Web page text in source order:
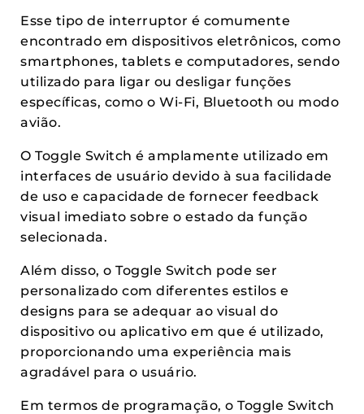
Esse tipo de interruptor é comumente
encontrado em dispositivos eletrônicos, como
smartphones, tablets e computadores, sendo
utilizado para ligar ou desligar funções
específicas, como o Wi-Fi, Bluetooth ou modo
avião.
O Toggle Switch é amplamente utilizado em
interfaces de usuário devido à sua facilidade
de uso e capacidade de fornecer feedback
visual imediato sobre o estado da função
selecionada.
Além disso, o Toggle Switch pode ser
personalizado com diferentes estilos e
designs para se adequar ao visual do
dispositivo ou aplicativo em que é utilizado,
proporcionando uma experiência mais
agradável para o usuário.
Em termos de programação, o Toggle Switch